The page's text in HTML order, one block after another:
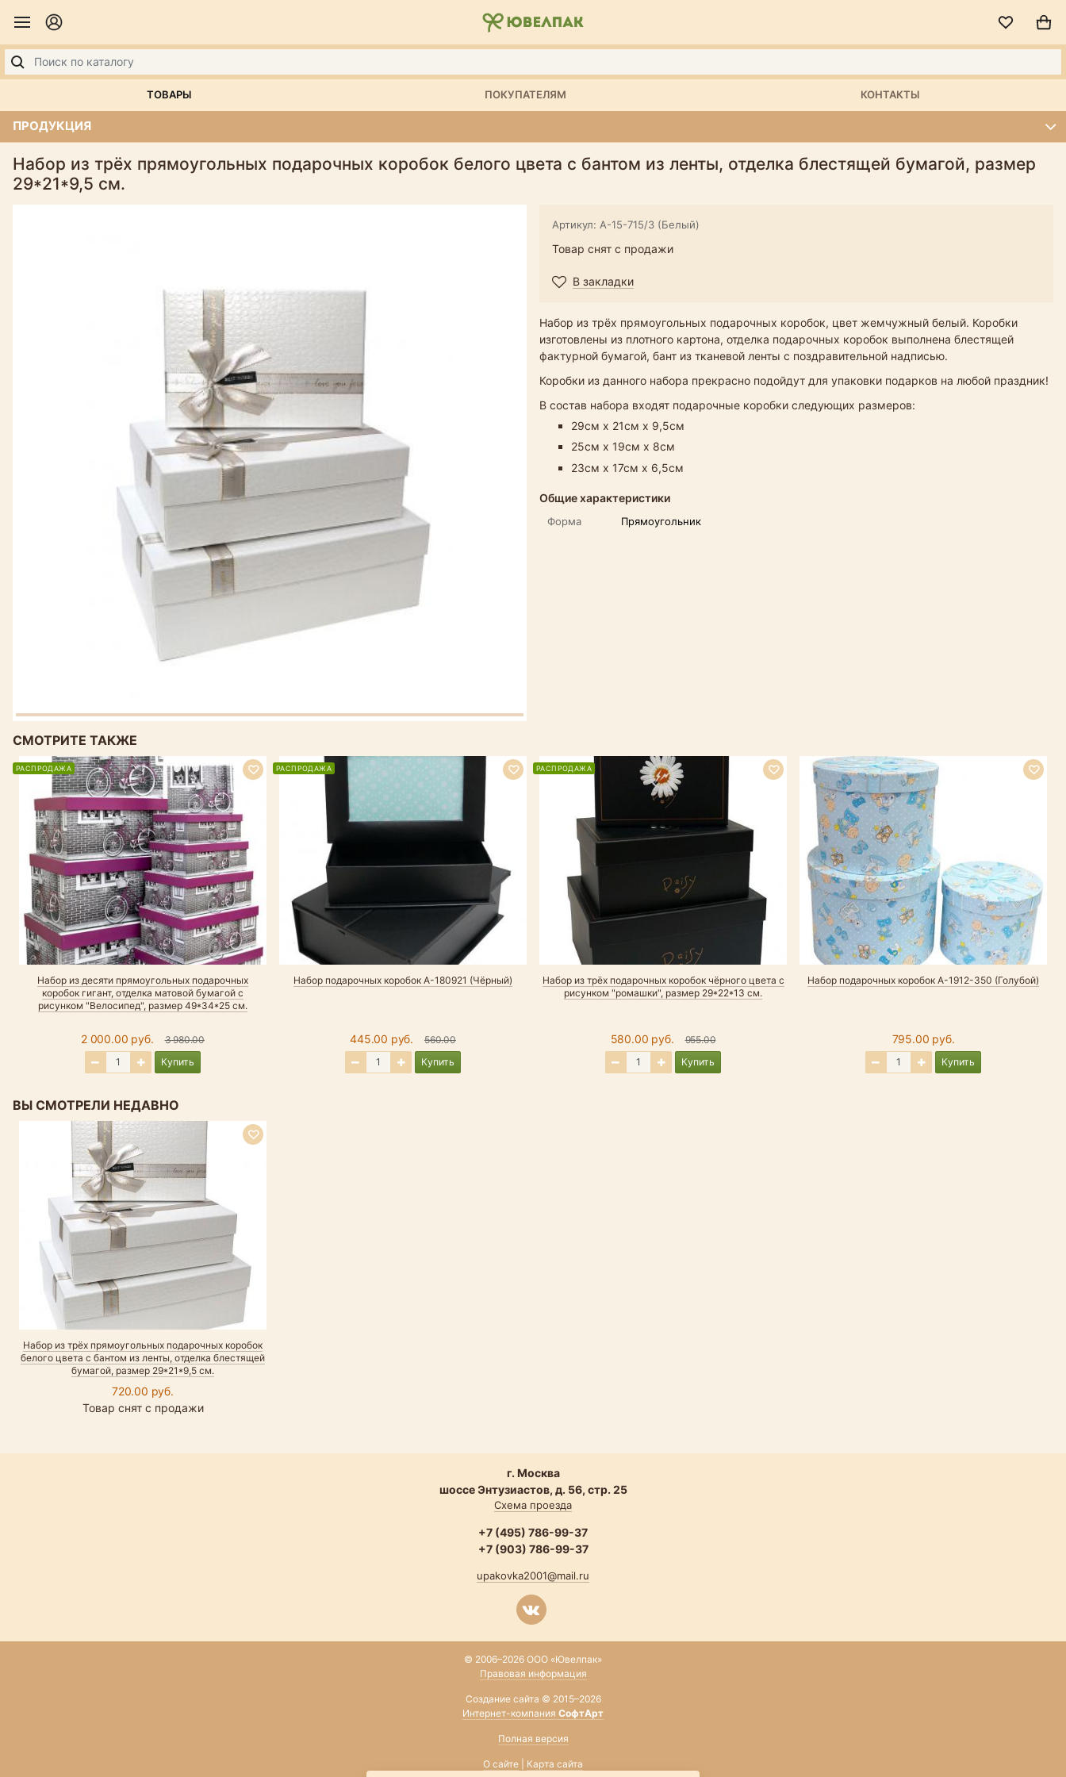
ТОВАРЫ ПОКУПАТЕЛЯМ КОНТАКТЫ
ПРОДУКЦИЯ
Набор из трёх прямоугольных подарочных коробок белого цвета с бантом из ленты, отделка блестящей бумагой, размер
29*21*9,5 см.
Артикул: А-15-715/3 (Белый)
Товар снят с продажи
В закладки
Набор из трёх прямоугольных подарочных коробок, цвет жемчужный белый. Коробки
изготовлены из плотного картона, отделка подарочных коробок выполнена блестящей
фактурной бумагой, бант из тканевой ленты с поздравительной надписью.
Коробки из данного набора прекрасно подойдут для упаковки подарков на любой праздник!
В состав набора входят подарочные коробки следующих размеров:
29см х 21см х 9,5см
25см х 19см х 8см
23см х 17см х 6,5см
Общие характеристики
Форма Прямоугольник
СМОТРИТЕ ТАКЖЕ
Набор из десяти прямоугольных подарочных
коробок гигант, отделка матовой бумагой с
рисунком "Велосипед", размер 49*34*25 см.
2 000.00 руб.
3 980.00
Купить
РАСПРОДАЖА
Набор подарочных коробок А-180921 (Чёрный)
445.00 руб.
560.00
Купить
РАСПРОДАЖА
Набор из трёх подарочных коробок чёрного цвета с
рисунком "ромашки", размер 29*22*13 см.
580.00 руб.
955.00
Купить
РАСПРОДАЖА
Набор подарочных коробок А-1912-350 (Голубой)
795.00 руб.
Купить
ВЫ СМОТРЕЛИ НЕДАВНО
Набор из трёх прямоугольных подарочных коробок
белого цвета с бантом из ленты, отделка блестящей
бумагой, размер 29*21*9,5 см.
720.00 руб.
Товар снят с продажи
г. Москва
шоссе Энтузиастов, д. 56, стр. 25
Схема проезда
+7 (495) 786-99-37
+7 (903) 786-99-37
upakovka2001@mail.ru
© 2006–2026 ООО «Ювелпак»
Правовая информация
Создание сайта © 2015–2026
Интернет-компания СофтАрт
Полная версия
О сайте Карта сайта